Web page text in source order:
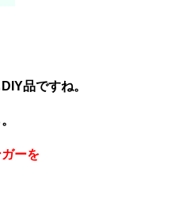
品ですね。
ーを